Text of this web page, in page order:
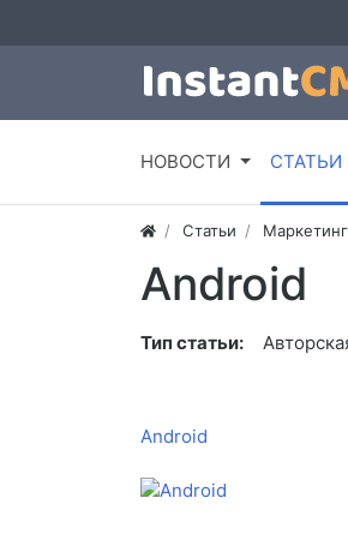
НОВОСТИ СТАТЬИ
Статьи Маркетинг
Android
Тип статьи:
Android